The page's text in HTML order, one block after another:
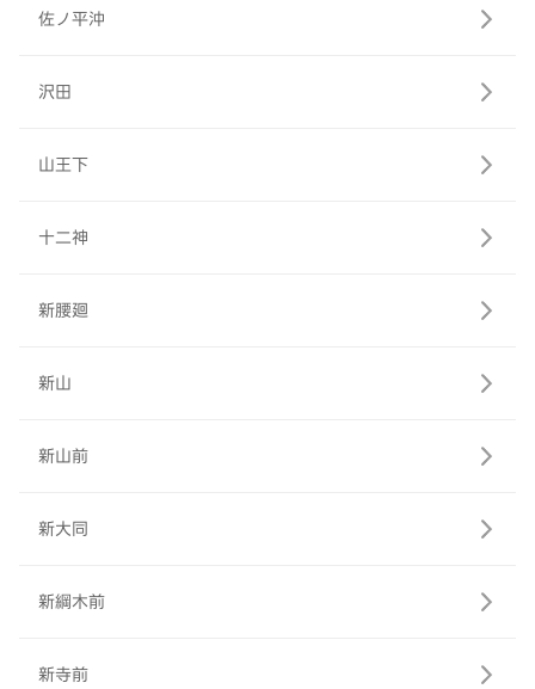
佐ノ平沖
沢田
山王下
十二神
新腰廻
新山
新山前
新大同
新綱木前
新寺前